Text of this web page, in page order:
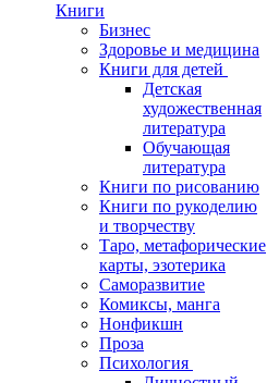
Книги
Бизнес
Здоровье и медицина
Книги для детей
Детская
художественная
литература
Обучающая
литература
Книги по рисованию
Книги по рукоделию
и творчеству
Таро, метафорические
карты, эзотерика
Саморазвитие
Комиксы, манга
Нонфикшн
Проза
Психология